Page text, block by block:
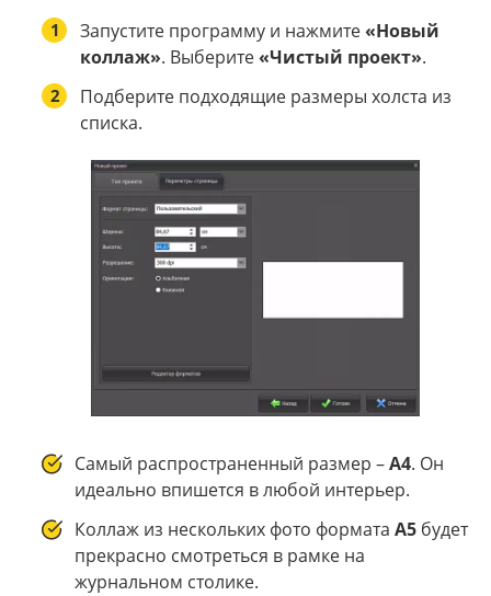
1 Запустите программу и нажмите«Новый
коллаж». Выберите«Чистый проект».
2
Подберите подходящие размеры холста из
списка.
Самый распространенный размер –А4. Он
идеально впишется в любой интерьер.
Коллаж из нескольких фото формата А5 будет
прекрасно смотреться в рамке на
журнальном столике.